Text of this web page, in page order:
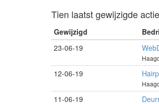
Tien laatst gewijzigde
Gewijzigd
23-06-19
12-06-19
11-06-19